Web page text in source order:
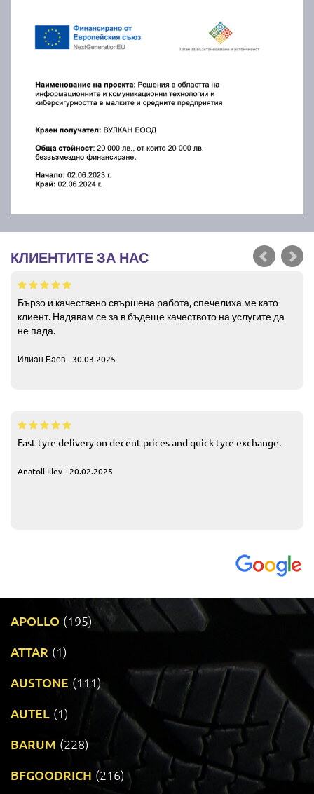
КЛИЕНТИТЕ ЗА НАС
Бързо и качествено свършена работа, спечелиха ме като
клиент. Надявам се за в бъдеще качеството на услугите да
не пада.
Илиан Баев - 30.03.2025
Fast tyre delivery on decent prices and quick tyre exchange.
Anatoli Iliev - 20.02.2025
APOLLO (195)
ATTAR (1)
AUSTONE (111)
AUTEL (1)
BARUM (228)
BFGOODRICH (216)